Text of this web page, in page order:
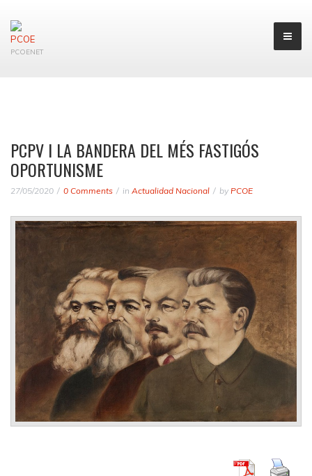
PCOENET
PCPV I LA BANDERA DEL MÉS FASTIGÓS
OPORTUNISME
27/05/2020 0 Comments in Actualidad Nacional by PCOE